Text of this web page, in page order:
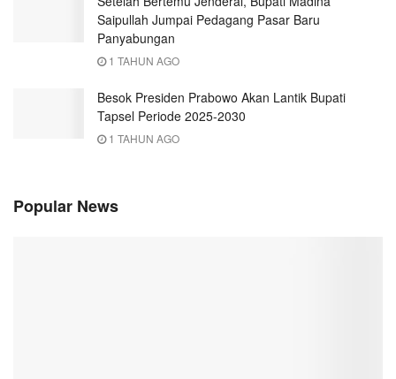
Saipullah Jumpai Pedagang Pasar Baru
Panyabungan
1 TAHUN AGO
Besok Presiden Prabowo Akan Lantik Bupati
Tapsel Periode 2025-2030
1 TAHUN AGO
Popular News